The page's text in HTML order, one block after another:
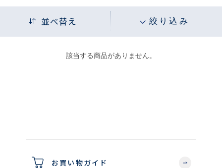
並べ替え 絞り込み
該当する商品がありません。
お買い物ガイド